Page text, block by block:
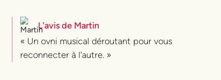
L'avis de Martin
« Un ovni musical déroutant pour vous
reconnecter à l'autre. »